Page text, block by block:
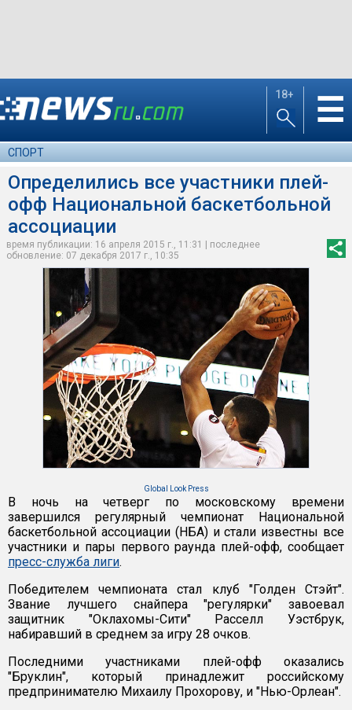
18+ ☰
СПОРТ
Определились все участники плей-
офф Национальной баскетбольной
ассоциации
время публикации: 16 апреля 2015 г., 11:31 | последнее
обновление: 07 декабря 2017 г., 10:35
Global Look Press
В ночь на четверг по московскому времени
завершился регулярный чемпионат Национальной
баскетбольной ассоциации (НБА) и стали известны все
участники и пары первого раунда плей-офф, сообщает
пресс-служба лиги.
Победителем чемпионата стал клуб "Голден Стэйт".
Звание лучшего снайпера "регулярки" завоевал
защитник "Оклахомы-Сити" Расселл Уэстбрук,
набиравший в среднем за игру 28 очков.
Последними участниками плей-офф оказались
"Бруклин", который принадлежит российскому
предпринимателю Михаилу Прохорову, и "Нью-Орлеан".